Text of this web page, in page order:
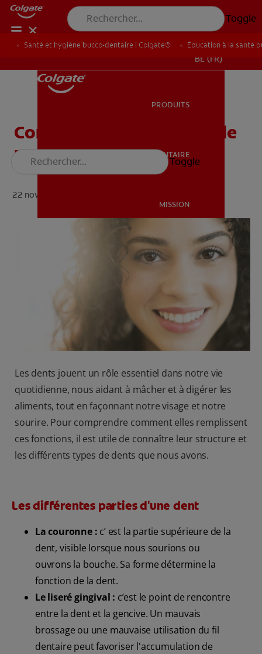
Toggle
SANTÉ BUCCO-DENTAIRE
MISSION
RECHERCHE DES SOLUTIONS IDÉALES
BE (FR)
PRODUITS
SANTÉ BUCCO-DENTAIRE
MISSION
BILAN DE SANTÉ BUCCO-DENTAIRE
RECHERCHE DES SOLUTIONS IDÉALES
Toggle
Santé et hygiène bucco-dentaire | Colgate® Éducation à la santé
Comprendre l’anatomie de
nos dents
22 novembre 2024 ·
Les dents jouent un rôle essentiel dans notre vie
quotidienne, nous aidant à mâcher et à digérer les
aliments, tout en façonnant notre visage et notre
sourire. Pour comprendre comment elles remplissent
ces fonctions, il est utile de connaître leur structure et
les différents types de dents que nous avons.
Les différentes parties d'une dent
La couronne : c’ est la partie supérieure de la
dent, visible lorsque nous sourions ou
ouvrons la bouche. Sa forme détermine la
fonction de la dent.
Le liseré gingival : c’est le point de rencontre
entre la dent et la gencive. Un mauvais
brossage ou une mauvaise utilisation du fil
dentaire peut favoriser l'accumulation de